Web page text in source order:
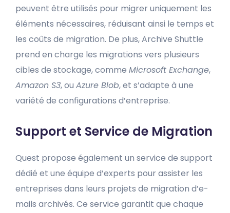
peuvent être utilisés pour migrer uniquement les
éléments nécessaires, réduisant ainsi le temps et
les coûts de migration. De plus, Archive Shuttle
prend en charge les migrations vers plusieurs
cibles de stockage, comme Microsoft Exchange,
Amazon S3, ou Azure Blob, et s’adapte à une
variété de configurations d’entreprise.
Support et Service de Migration
Quest propose également un service de support
dédié et une équipe d’experts pour assister les
entreprises dans leurs projets de migration d’e-
mails archivés. Ce service garantit que chaque